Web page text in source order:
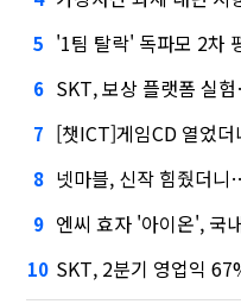
5 '1팀 탈락' 독파모 2차
6 SKT, 보상 플랫폼 실
7 [챗ICT]게임CD 열었
8 넷마블, 신작 힘줬더
9 엔씨 효자 '아이온', 국
10 SKT, 2분기 영업익